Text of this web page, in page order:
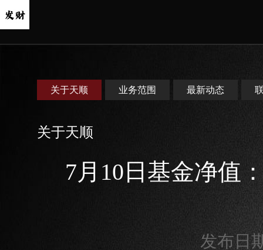
关于天顺 业务范围 最新动态
关于天顺
7月10日基金净值
发布日